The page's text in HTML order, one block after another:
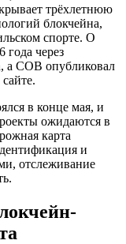
трёхлетнюю
блокчейна,
спорте. О
года через
а COB опубликовал
в конце мая, и
ожидаются в
карта
и
отслеживание